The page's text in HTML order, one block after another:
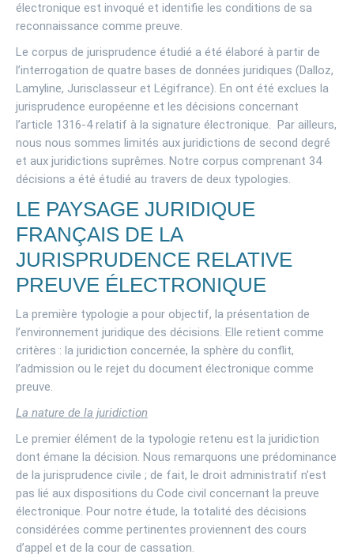
électronique est invoqué et identifie les conditions de sa
reconnaissance comme preuve.
Le corpus de jurisprudence étudié a été élaboré à partir de
l’interrogation de quatre bases de données juridiques (Dalloz,
Lamyline, Jurisclasseur et Légifrance). En ont été exclues la
jurisprudence européenne et les décisions concernant
l’article 1316-4 relatif à la signature électronique. Par ailleurs,
nous nous sommes limités aux juridictions de second degré
et aux juridictions suprêmes. Notre corpus comprenant 34
décisions a été étudié au travers de deux typologies.
LE PAYSAGE JURIDIQUE
FRANÇAIS DE LA
JURISPRUDENCE RELATIVE
PREUVE ÉLECTRONIQUE
La première typologie a pour objectif, la présentation de
l’environnement juridique des décisions. Elle retient comme
critères : la juridiction concernée, la sphère du conflit,
l’admission ou le rejet du document électronique comme
preuve.
La nature de la juridiction
Le premier élément de la typologie retenu est la juridiction
dont émane la décision. Nous remarquons une prédominance
de la jurisprudence civile ; de fait, le droit administratif n’est
pas lié aux dispositions du Code civil concernant la preuve
électronique. Pour notre étude, la totalité des décisions
considérées comme pertinentes proviennent des cours
d’appel et de la cour de cassation.